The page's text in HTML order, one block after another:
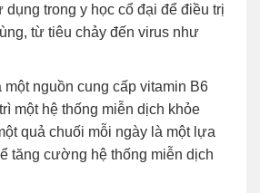
trong y học cổ đại để điều trị
từ tiêu chảy đến virus như
nguồn cung cấp vitamin B6
một hệ thống miễn dịch khỏe
quả chuối mỗi ngày là một lựa
tăng cường hệ thống miễn dịch